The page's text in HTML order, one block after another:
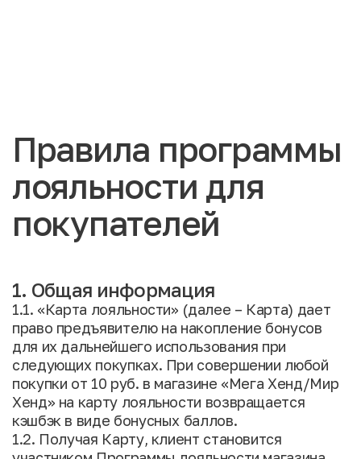
Правила программы
лояльности для
покупателей
1. Общая информация
1.1. «Карта лояльности» (далее – Карта) дает
право предъявителю на накопление бонусов
для их дальнейшего использования при
следующих покупках. При совершении любой
покупки от 10 руб. в магазине «Мега Хенд/Мир
Хенд» на карту лояльности возвращается
кэшбэк в виде бонусных баллов.
1.2. Получая Карту, клиент становится